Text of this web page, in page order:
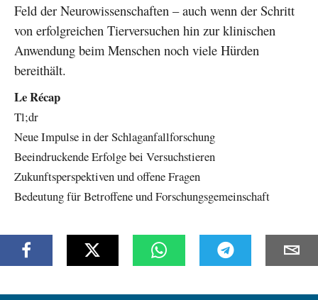
Feld der Neurowissenschaften – auch wenn der Schritt
von erfolgreichen Tierversuchen hin zur klinischen
Anwendung beim Menschen noch viele Hürden
bereithält.
Le Récap
Tl;dr
Neue Impulse in der Schlaganfallforschung
Beeindruckende Erfolge bei Versuchstieren
Zukunftsperspektiven und offene Fragen
Bedeutung für Betroffene und Forschungsgemeinschaft